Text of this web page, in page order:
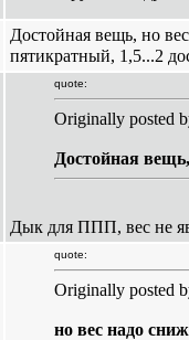
Достойная вещь, но
пятикратный, 1,5...2
quote:
Originally posted
Достойная
Дык для ППП, вес не
quote:
Originally posted
но вес надо